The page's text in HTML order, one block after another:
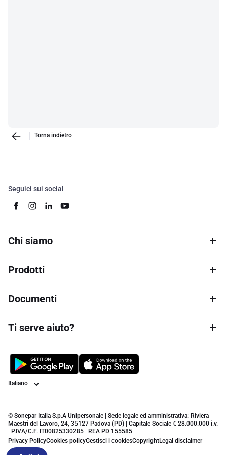
Torna indietro
Seguici sui social
Chi siamo
Prodotti
Documenti
Ti serve aiuto?
Lingua
© Sonepar Italia S.p.A Unipersonale | Sede legale ed amministrativa: Riviera
Maestri del Lavoro, 24, 35127 Padova (PD) | Capitale Sociale € 28.000.000 i.v.
| P.IVA/C.F. IT00825330285 | REA PD 155585
Privacy PolicyCookies policyGestisci i cookiesCopyrightLegal disclaimer